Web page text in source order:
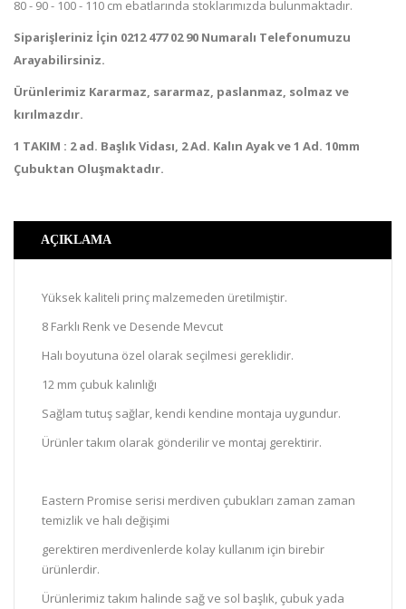
80 - 90 - 100 - 110 cm ebatlarında stoklarımızda bulunmaktadır.
Siparişleriniz İçin 0212 477 02 90 Numaralı Telefonumuzu
Arayabilirsiniz.
Ürünlerimiz Kararmaz, sararmaz, paslanmaz, solmaz ve
kırılmazdır.
1 TAKIM : 2 ad. Başlık Vidası, 2 Ad. Kalın Ayak ve 1 Ad. 10mm
Çubuktan Oluşmaktadır.
AÇIKLAMA
Yüksek kaliteli prinç malzemeden üretilmiştir.
8 Farklı Renk ve Desende Mevcut
Halı boyutuna özel olarak seçilmesi gereklidir.
12 mm çubuk kalınlığı
Sağlam tutuş sağlar, kendi kendine montaja uygundur.
Ürünler takım olarak gönderilir ve montaj gerektirir.
Eastern Promise serisi merdiven çubukları zaman zaman
temizlik ve halı değişimi
gerektiren merdivenlerde kolay kullanım için birebir
ürünlerdir.
Ürünlerimiz takım halinde sağ ve sol başlık, çubuk yada